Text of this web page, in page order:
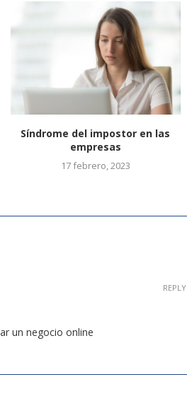
Síndrome del impostor en las
empresas
17 febrero, 2023
un negocio online
REPLY